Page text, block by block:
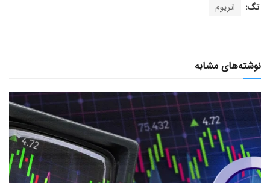
تگ: اتریوم
نوشته‌های مشابه